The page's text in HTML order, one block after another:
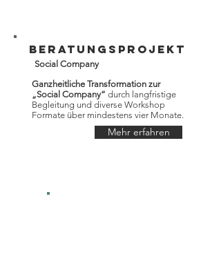
Beratungsprojekt
Social Company
Ganzheitliche Transformation zur
„Social Company“ durch langfristige
Begleitung und diverse Workshop
Formate über mindestens vier Monate.​​
Mehr erfahren